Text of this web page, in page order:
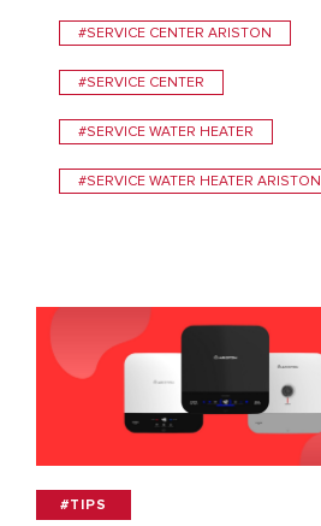
#SERVICE CENTER ARISTON
#SERVICE CENTER
#SERVICE WATER HEATER
#SERVICE WATER HEATER ARISTON
#TIPS